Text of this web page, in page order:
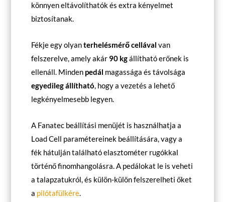
könnyen eltávolíthatók és extra kényelmet
biztosítanak.
Fékje egy olyanterhelésmérő cellávalvan
felszerelve, amely akár 90 kgállítható erőnek is
ellenáll. Minden pedál magassága és távolsága
egyedileg állítható, hogy a vezetés a lehető
legkényelmesebb legyen.
A Fanatec beállítási menüjét is használhatja a
Load Cell paramétereinek beállítására, vagy a
fék hátulján található elasztométer rugókkal
történő finomhangolásra. A pedálokat le is veheti
a talapzatukról, és külön-külön felszerelheti őket
a pilótafülkére.